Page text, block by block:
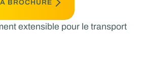
BROCHURE